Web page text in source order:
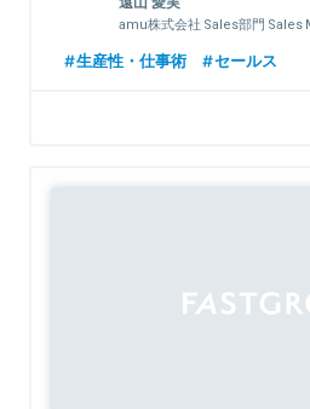
amu株式会社 Sales部門 Sales
生産性・仕事術 セールス